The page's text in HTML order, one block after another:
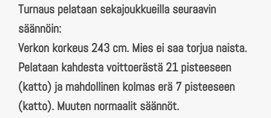
Turnaus pelataan sekajoukkueilla seuraavin
säännöin:
Verkon korkeus 243 cm. Mies ei saa torjua naista.
Pelataan kahdesta voittoerästä 21 pisteeseen
(katto) ja mahdollinen kolmas erä 7 pisteeseen
(katto). Muuten normaalit säännöt.